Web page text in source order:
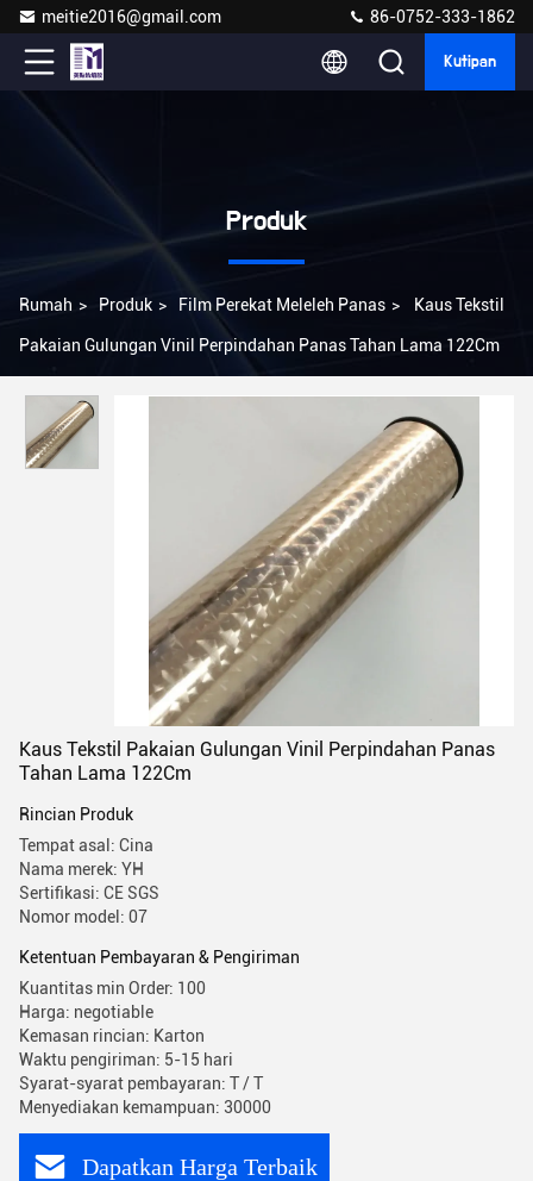
meitie2016@gmail.com 86-0752-333-1862
Kutipan
Produk
Rumah > Produk > Film Perekat Meleleh Panas > Kaus Tekstil
Pakaian Gulungan Vinil Perpindahan Panas Tahan Lama 122Cm
Kaus Tekstil Pakaian Gulungan Vinil Perpindahan Panas
Tahan Lama 122Cm
Rincian Produk
Tempat asal: Cina
Nama merek: YH
Sertifikasi: CE SGS
Nomor model: 07
Ketentuan Pembayaran & Pengiriman
Kuantitas min Order: 100
Harga: negotiable
Kemasan rincian: Karton
Waktu pengiriman: 5-15 hari
Syarat-syarat pembayaran: T / T
Menyediakan kemampuan: 30000
Dapatkan Harga Terbaik